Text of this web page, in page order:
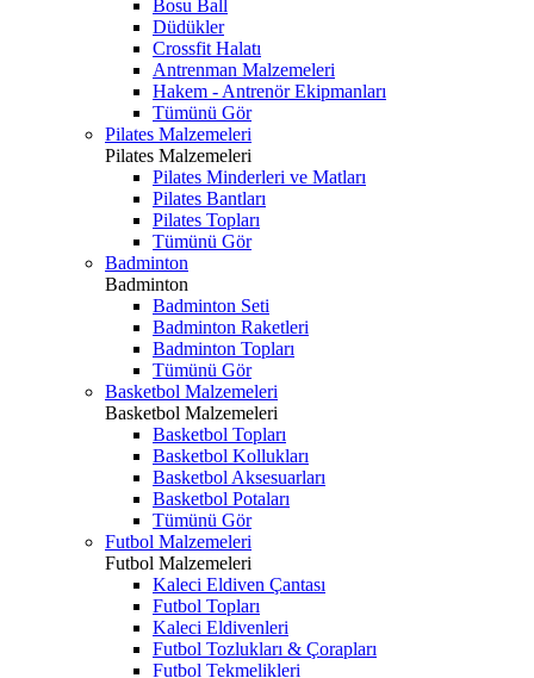
Bosu Ball
Düdükler
Crossfit Halatı
Antrenman Malzemeleri
Hakem - Antrenör Ekipmanları
Tümünü Gör
Pilates Malzemeleri
Pilates Malzemeleri
Pilates Minderleri ve Matları
Pilates Bantları
Pilates Topları
Tümünü Gör
Badminton
Badminton
Badminton Seti
Badminton Raketleri
Badminton Topları
Tümünü Gör
Basketbol Malzemeleri
Basketbol Malzemeleri
Basketbol Topları
Basketbol Kollukları
Basketbol Aksesuarları
Basketbol Potaları
Tümünü Gör
Futbol Malzemeleri
Futbol Malzemeleri
Kaleci Eldiven Çantası
Futbol Topları
Kaleci Eldivenleri
Futbol Tozlukları & Çorapları
Futbol Tekmelikleri